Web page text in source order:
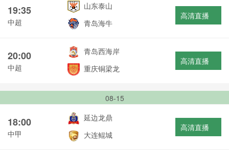
19:35
中超
山东泰山
青岛海牛
高清直播
20:00
中超
青岛西海岸
重庆铜梁龙
高清直播
08-15
18:00
中甲
延边龙鼎
大连鲲城
高清直播